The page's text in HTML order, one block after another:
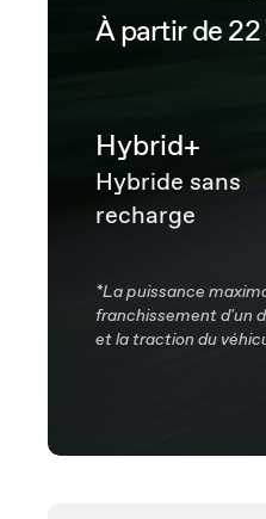
À partir de
Hybrid+
Hybride sans
recharge
*La puissance
franchissement d'un
et la traction du